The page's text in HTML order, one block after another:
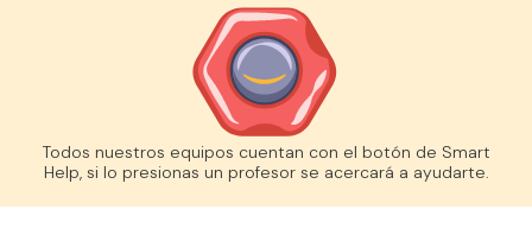
Todos nuestros equipos cuentan con el botón de Smart
Help, si lo presionas un profesor se acercará a ayudarte.